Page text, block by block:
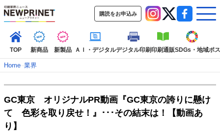
購読をお申込み
TOP 新商品 新製品 ＡＩ・デジタルデジタル印刷印刷通販SDGs・地域ポ
TOP
新着記事 特集記事 動画コンテンツ インタビュ
カテゴリー一覧
Home–業界
GC東京 オリジナルPR動画『GC東京の誇りに懸け
て 色彩を取り戻せ！』･･･その結末は！【動画あ
り】